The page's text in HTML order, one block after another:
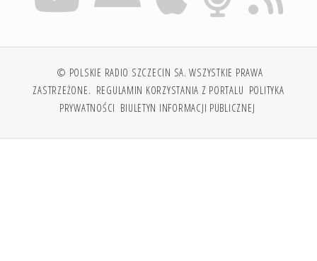
© POLSKIE RADIO SZCZECIN SA. WSZYSTKIE PRAWA
ZASTRZEŻONE. REGULAMIN KORZYSTANIA Z PORTALU POLITYKA
PRYWATNOŚCI BIULETYN INFORMACJI PUBLICZNEJ